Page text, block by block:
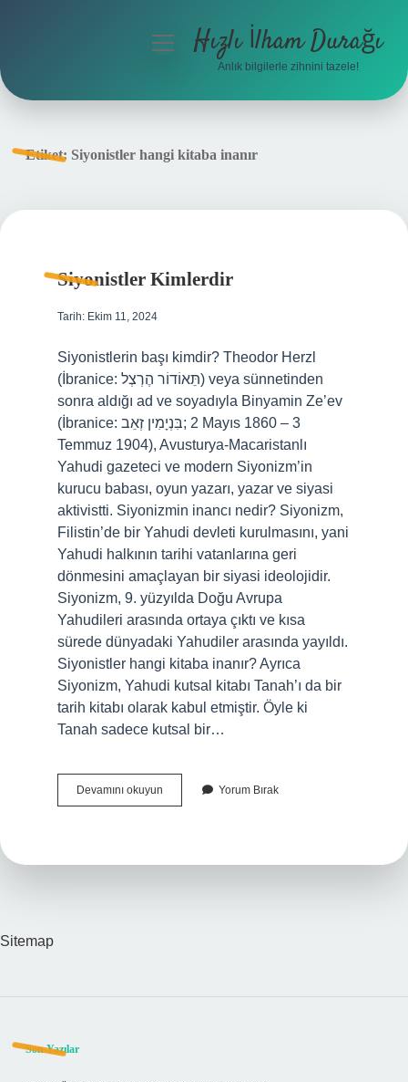
menüyüHızlı İlham Durağı
Anlık bilgilerle zihnini tazele!
Etiket: Siyonistler hangi kitaba inanır
Siyonistler Kimlerdir
Tarih: Ekim 11, 2024
Siyonistlerin başı kimdir? Theodor Herzl
(İbranice: תֵּאוֹדוֹר הֶרְצְל‎) veya sünnetinden
sonra aldığı ad ve soyadıyla Binyamin Ze’ev
(İbranice: בִּנְיָמִין זְאֵב‎; 2 Mayıs 1860 – 3
Temmuz 1904), Avusturya-Macaristanlı
Yahudi gazeteci ve modern Siyonizm’in
kurucu babası, oyun yazarı, yazar ve siyasi
aktivistti. Siyonizmin inancı nedir? Siyonizm,
Filistin’de bir Yahudi devleti kurulmasını, yani
Yahudi halkının tarihi vatanlarına geri
dönmesini amaçlayan bir siyasi ideolojidir.
Siyonizm, 9. yüzyılda Doğu Avrupa
Yahudileri arasında ortaya çıktı ve kısa
sürede dünyadaki Yahudiler arasında yayıldı.
Siyonistler hangi kitaba inanır? Ayrıca
Siyonizm, Yahudi kutsal kitabı Tanah’ı da bir
tarih kitabı olarak kabul etmiştir. Öyle ki
Tanah sadece kutsal bir…
Devamını okuyun Siyonistler
Kimlerdir
Yorum Bırak
Sitemap
Sidebar
Son Yazılar